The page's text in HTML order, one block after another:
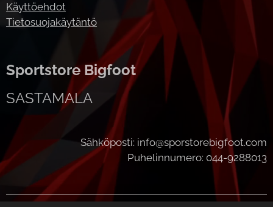
Käyttöehdot
Tietosuojakäytäntö
Sportstore Bigfoot
SASTAMALA
Sähköposti: info@sporstorebigfoot.com
Puhelinnumero: 044-9288013